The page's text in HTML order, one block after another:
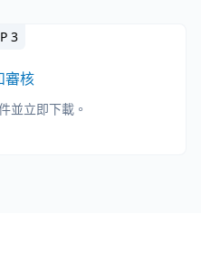
3
審核
並立即下載。